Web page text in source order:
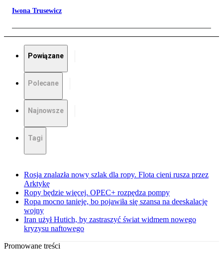
Iwona Trusewicz
Powiązane
Polecane
Najnowsze
Tagi
Rosja znalazła nowy szlak dla ropy. Flota cieni rusza przez
Arktykę
Ropy będzie więcej. OPEC+ rozpędza pompy
Ropa mocno tanieje, bo pojawiła się szansa na deeskalację
wojny
Iran użył Hutich, by zastraszyć świat widmem nowego
kryzysu naftowego
Promowane treści